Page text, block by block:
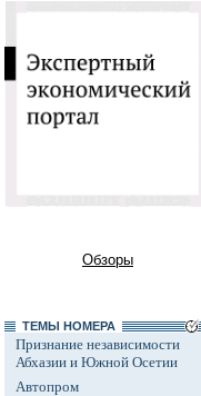
Обзоры
ТЕМЫ НОМЕРА
Признание независимости
Абхазии и Южной Осетии
Автопром